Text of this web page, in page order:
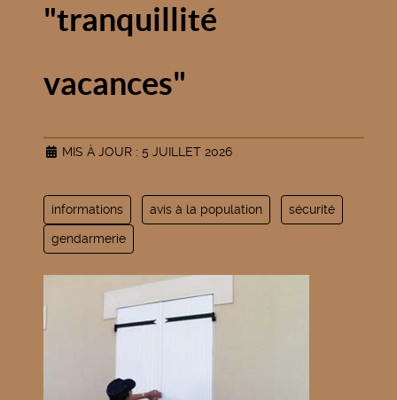
"tranquillité
vacances"
MIS À JOUR : 5 JUILLET 2026
informations avis à la population sécurité
gendarmerie